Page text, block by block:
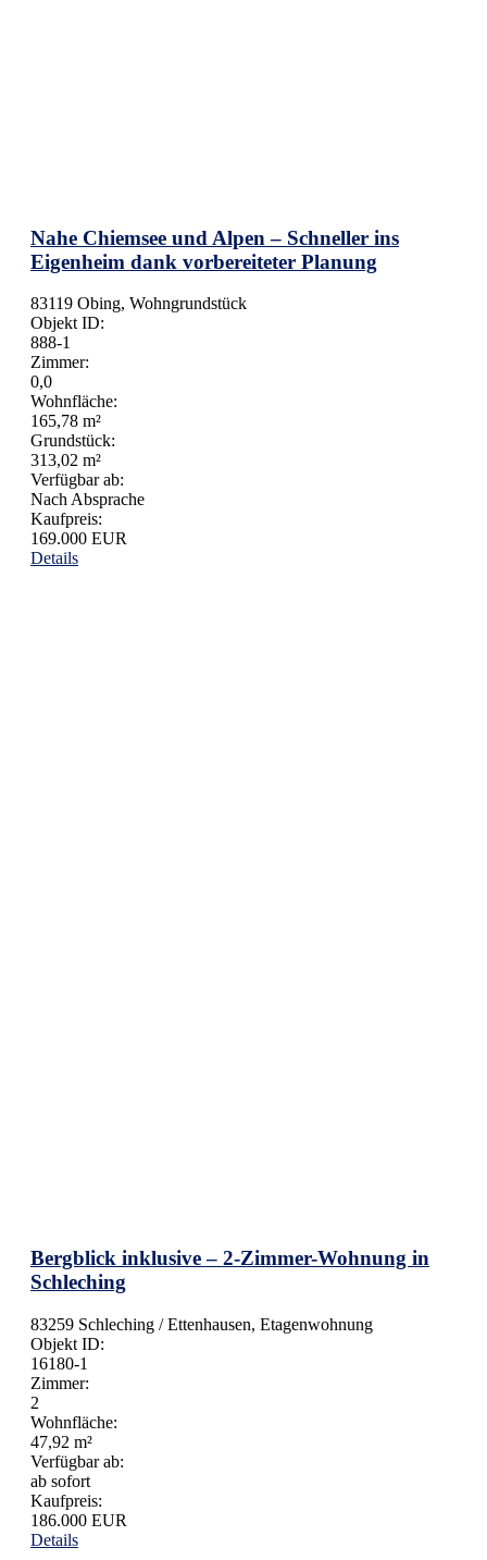
Nahe Chiemsee und Alpen – Schneller ins
Eigenheim dank vorbereiteter Planung
83119 Obing, Wohngrundstück
Objekt ID:
888-1
Zimmer:
0,0
Wohnfläche:
165,78 m²
Grundstück:
313,02 m²
Verfügbar ab:
Nach Absprache
Kaufpreis:
169.000 EUR
Details
Bergblick inklusive – 2-Zimmer-Wohnung in
Schleching
83259 Schleching / Ettenhausen, Etagenwohnung
Objekt ID:
16180-1
Zimmer:
2
Wohnfläche:
47,92 m²
Verfügbar ab:
ab sofort
Kaufpreis:
186.000 EUR
Details